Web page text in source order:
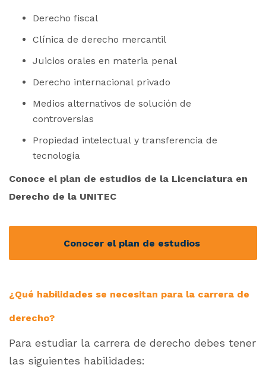
Derecho fiscal
Clínica de derecho mercantil
Juicios orales en materia penal
Derecho internacional privado
Medios alternativos de solución de
controversias
Propiedad intelectual y transferencia de
tecnología
Conoce el plan de estudios de la Licenciatura en
Derecho de la UNITEC
Conocer el plan de estudios
¿Qué habilidades se necesitan para la carrera de
derecho?
Para estudiar la carrera de derecho debes tener
las siguientes habilidades: